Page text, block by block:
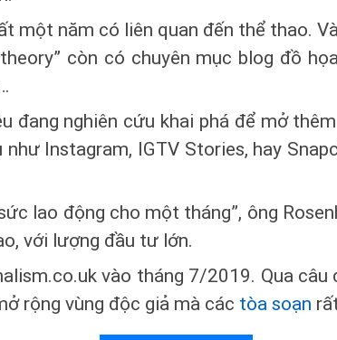
một năm có liên quan đến thể thao.
còn có chuyên mục blog đồ
đang nghiên cứu khai phá để mở
như Instagram, IGTV Stories, hay
lao động cho một tháng”, ông
với lượng đầu tư lớn.
vào tháng 7/2019. Qua
rộng vùng độc giả mà các tòa soạn